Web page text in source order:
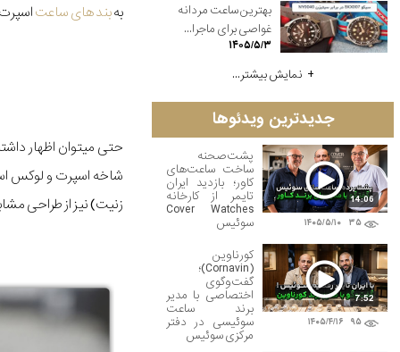
بهبند های ساعت
شاخه اسپرت و لوکس
زنیت) نیز از طراحی
بهترین ساعت مردانه
غواصی برای ماجرا...
۱۴۰۵/۵/۳
نمایش بیشتر...
جدیدترین ویدئوها
۳۵ ۱۴۰۵/۵/۱۰
14:06
پشت‌صحنه
ساخت ساعت‌های
کاور؛ بازدید ایران
تایمر از کارخانه
Cover Watches
سوئیس
۹۵ ۱۴۰۵/۴/۱۶
7:52
کورناوین
(Cornavin)؛
گفت‌وگوی
اختصاصی با مدیر
برند ساعت
سوئیسی در دفتر
مرکزی سوئیس